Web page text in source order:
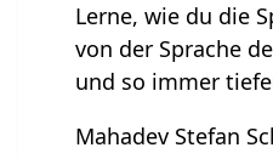
Lerne, wie du die
von der Sprache
und so immer
Mahadev Stefan